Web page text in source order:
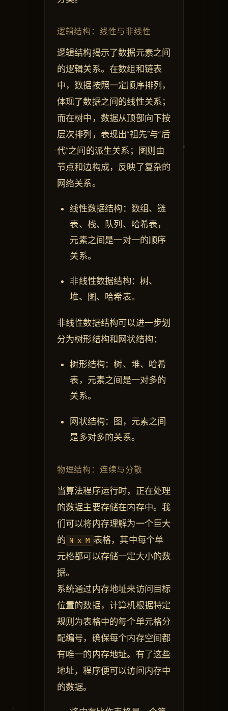
逻辑结构：线性与非线性
逻辑结构揭示了数据元素之间
的逻辑关系。在数组和链表
中，数据按照一定顺序排列，
体现了数据之间的线性关系；
而在树中，数据从顶部向下按
层次排列，表现出“祖先”与“后
代”之间的派生关系；图则由
节点和边构成，反映了复杂的
网络关系。
线性数据结构：数组、链
表、栈、队列、哈希表，
元素之间是一对一的顺序
关系。
非线性数据结构：树、
堆、图、哈希表。
非线性数据结构可以进一步划
分为树形结构和网状结构：
树形结构：树、堆、哈希
表，元素之间是一对多的
关系。
网状结构：图，元素之间
是多对多的关系。
物理结构：连续与分散
当算法程序运行时，正在处理
的数据主要存储在内存中。我
们可以将内存理解为一个巨大
的 N x M 表格，其中每个单
元格都可以存储一定大小的数
据。
系统通过内存地址来访问目标
位置的数据，计算机根据特定
规则为表格中的每个单元格分
配编号，确保每个内存空间都
有唯一的内存地址。有了这些
地址，程序便可以访问内存中
的数据。